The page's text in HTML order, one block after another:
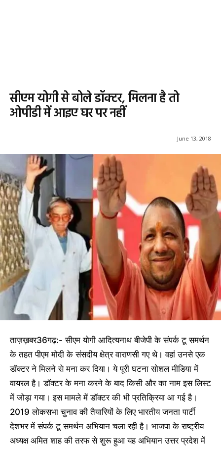
सीएम योगी से बोले डॉक्टर, मिलना है तो
ओपीडी में आइए घर पर नहीं
June 13, 2018
ताज़ख़बर36गढ़:- सीएम योगी आदित्यनाथ बीजेपी के संपर्क टू समर्थन
के तहत पीएम मोदी के संसदीय क्षेत्र वाराणसी गए थे। वहां उनसे एक
डॉक्टर ने मिलने से मना कर दिया। ये पूरी घटना सोशल मीडिया में
वायरल है। डॉक्टर के मना करने के बाद किसी और का नाम इस लिस्ट
में जोड़ा गया। इस मामले में डॉक्टर की भी प्रतिक्रिया आ गई है।
2019 लोकसभा चुनाव की तैयारियों के लिए भारतीय जनता पार्टी
देशभर में संपर्क टू समर्थन अभियान चला रही है। भाजपा के राष्ट्रीय
अध्यक्ष अमित शाह की तरफ से शुरू हुआ यह अभियान उत्तर प्रदेश में